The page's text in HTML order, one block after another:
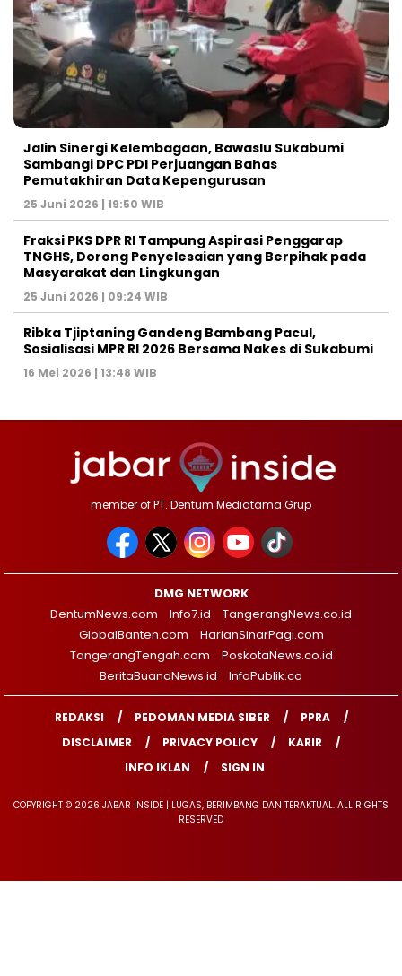
Jalin Sinergi Kelembagaan, Bawaslu Sukabumi
Sambangi DPC PDI Perjuangan Bahas
Pemutakhiran Data Kepengurusan
25 Juni 2026 | 19:50 WIB
‎Fraksi PKS DPR RI Tampung Aspirasi Penggarap
TNGHS, Dorong Penyelesaian yang Berpihak pada
Masyarakat dan Lingkungan‎
25 Juni 2026 | 09:24 WIB
Ribka Tjiptaning Gandeng Bambang Pacul,
Sosialisasi MPR RI 2026 Bersama Nakes di Sukabumi
16 Mei 2026 | 13:48 WIB
member of PT. Dentum Mediatama Grup
DMG NETWORK
DentumNews.com
Info7.id
TangerangNews.co.id
GlobalBanten.com
HarianSinarPagi.com
TangerangTengah.com
PoskotaNews.co.id
BeritaBuanaNews.id
InfoPublik.co
REDAKSI PEDOMAN MEDIA SIBER
PPRA
DISCLAIMER
PRIVACY POLICY
KARIR
INFO IKLAN
SIGN IN
COPYRIGHT © 2026 JABAR INSIDE | LUGAS, BERIMBANG DAN TERAKTUAL. ALL RIGHTS
RESERVED